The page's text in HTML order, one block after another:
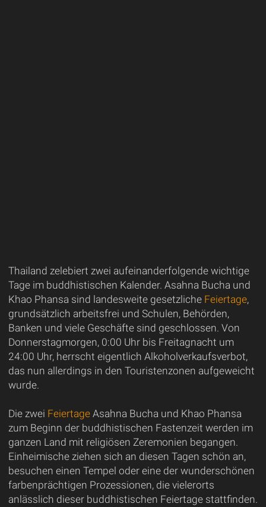
Thailand zelebiert zwei aufeinanderfolgende wichtige
Tage im buddhistischen Kalender. Asahna Bucha und
Khao Phansa sind landesweite gesetzliche Feiertage,
grundsätzlich arbeitsfrei und Schulen, Behörden,
Banken und viele Geschäfte sind geschlossen. Von
Donnerstagmorgen, 0:00 Uhr bis Freitagnacht um
24:00 Uhr, herrscht eigentlich Alkoholverkaufsverbot,
das nun allerdings in den Touristenzonen aufgeweicht
wurde.
Die zwei FeiertageAsahna Bucha und Khao Phansa
zum Beginn der buddhistischen Fastenzeit werden im
ganzen Land mit religiösen Zeremonien begangen.
Einheimische ziehen sich an diesen Tagen schön an,
besuchen einen Tempel oder eine der wunderschönen
farbenprächtigen Prozessionen, die vielerorts
anlässlich dieser buddhistischen Feiertage stattfinden.